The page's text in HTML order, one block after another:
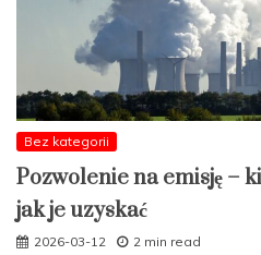
Bez kategorii
Pozwolenie na emisję –
jak je uzyskać
2026-03-12 2 min read